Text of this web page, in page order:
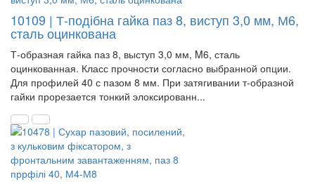
10109 | Т-подібна гайка паз 8, виступ 3,0 мм, М6,
сталь оцинкована
Т-образная гайка паз 8, выступ 3,0 мм, M6, сталь
оцинкованная. Класс прочности согласно выбранной опции.
Для профилей 40 с пазом 8 мм. При затягивании т-образной
гайки прорезается тонкий элоксированн...